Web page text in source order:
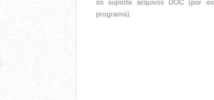
só suporta arquivos DOC (por
programa)